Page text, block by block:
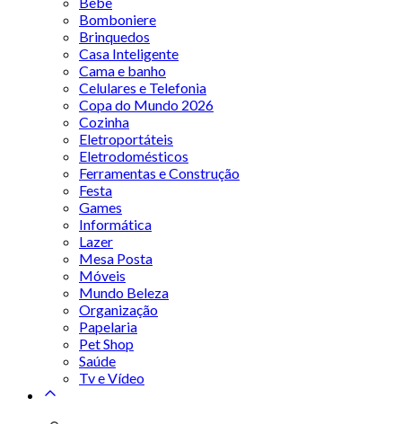
Bomboniere
Brinquedos
Casa Inteligente
Cama e banho
Celulares e Telefonia
Copa do Mundo 2026
Cozinha
Eletroportáteis
Eletrodomésticos
Ferramentas e Construção
Festa
Games
Informática
Lazer
Mesa Posta
Móveis
Mundo Beleza
Organização
Papelaria
Pet Shop
Saúde
Tv e Vídeo